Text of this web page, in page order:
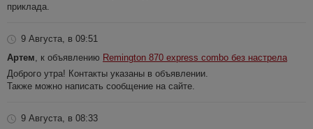
приклада.
9 Августа, в 09:51
Артем , к объявлению Remington 870 express combo без настрела
Доброго утра! Контакты указаны в объявлении.
Также можно написать сообщение на сайте.
9 Августа, в 08:33